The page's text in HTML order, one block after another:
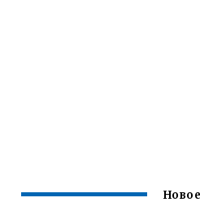
Новое